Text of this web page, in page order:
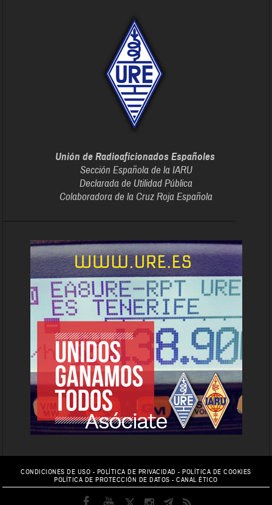
Unión de Radioaficionados Españoles
Sección Española de la IARU
Declarada de Utilidad Pública
Colaboradora de la Cruz Roja Española
CONDICIONES DE USO - POLÍTICA DE PRIVACIDAD -POLÍTICA DE COOKIES
POLÍTICA DE PROTECCIÓN DE DATOS -CANAL ÉTICO